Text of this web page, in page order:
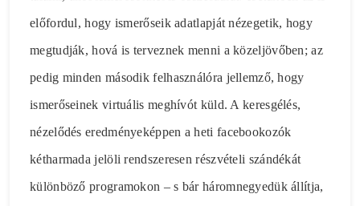
előfordul, hogy ismerőseik adatlapját nézegetik, hogy
megtudják, hová is terveznek menni a közeljövőben; az
pedig minden második felhasználóra jellemző, hogy
ismerőseinek virtuális meghívót küld. A keresgélés,
nézelődés eredményeképpen a heti facebookozók
kétharmada jelöli rendszeresen részvételi szándékát
különböző programokon – s bár háromnegyedük állítja,